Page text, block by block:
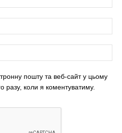
пошту та веб-сайт у цьому
разу, коли я коментуватиму.